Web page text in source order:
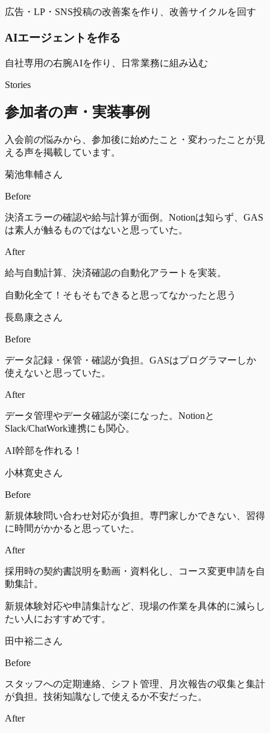
広告・LP・SNS投稿の改善案を作り、改善サイクルを回す
AIエージェントを作る
自社専用の右腕AIを作り、日常業務に組み込む
Stories
参加者の声・実装事例
入会前の悩みから、参加後に始めたこと・変わったことが見
える声を掲載しています。
菊池隼輔さん
Before
決済エラーの確認や給与計算が面倒。Notionは知らず、GAS
は素人が触るものではないと思っていた。
After
給与自動計算、決済確認の自動化アラートを実装。
自動化全て！そもそもできると思ってなかったと思う
長島康之さん
Before
データ記録・保管・確認が負担。GASはプログラマーしか
使えないと思っていた。
After
データ管理やデータ確認が楽になった。Notionと
Slack/ChatWork連携にも関心。
AI幹部を作れる！
小林寛史さん
Before
新規体験問い合わせ対応が負担。専門家しかできない、習得
に時間がかかると思っていた。
After
採用時の契約書説明を動画・資料化し、コース変更申請を自
動集計。
新規体験対応や申請集計など、現場の作業を具体的に減らし
たい人におすすめです。
田中裕二さん
Before
スタッフへの定期連絡、シフト管理、月次報告の収集と集計
が負担。技術知識なしで使えるか不安だった。
After